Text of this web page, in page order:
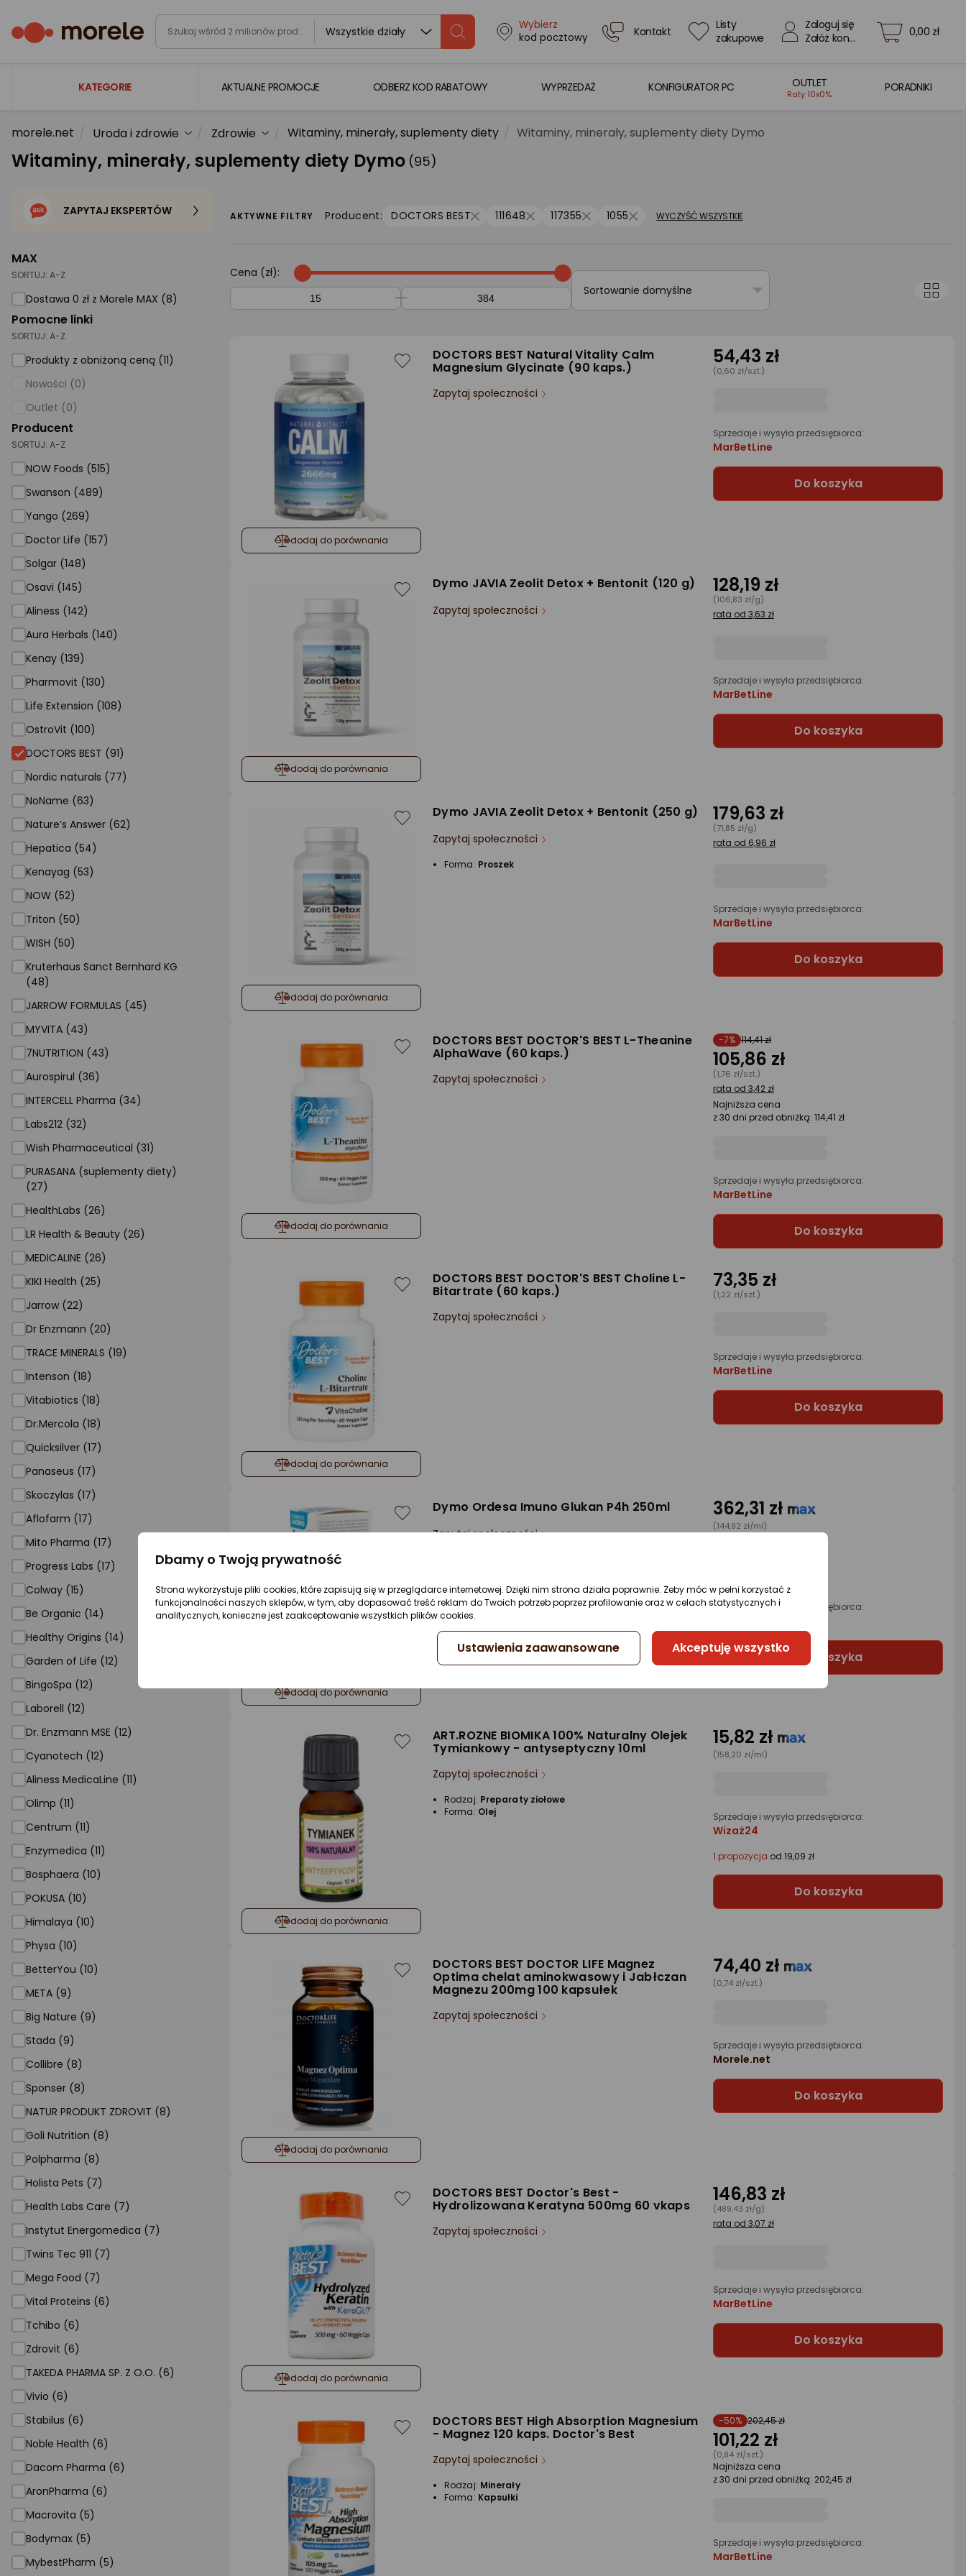
Wszystkie działy
Wybierz
kod pocztowy
Kontakt
Listy
zakupowe
Zaloguj się
Załóż konto
0,00 zł
KATEGORIE
Laptopy
Komputery
Gaming
Foto i kamery
AGD duże
Biuro i firma
Sport i turystyka
Supermarket
Strefa marek
AKTUALNE PROMOCJE ODBIERZ KOD RABATOWY WYPRZEDAŻ KONFIGURATOR PC OUTLET
Raty 10x0%
PORADNIKI
morele.net Uroda i zdrowie Zdrowie Witaminy, minerały, suplementy diety Witaminy, minerały, suplementy diety Dymo
Witaminy, minerały, suplementy diety Dymo (95)
MAX
SORTUJ: A-Z
Dostawa 0 zł z Morele MAX (8)
Pomocne linki
SORTUJ: A-Z
Produkty z obniżoną ceną (11)
Nowości (0)
Outlet (0)
Producent
SORTUJ: A-Z
NOW Foods (515)
Swanson (489)
Yango (269)
Doctor Life (157)
Solgar (148)
Osavi (145)
Aliness (142)
Aura Herbals (140)
Kenay (139)
Pharmovit (130)
Life Extension (108)
OstroVit (100)
DOCTORS BEST (91)
Nordic naturals (77)
NoName (63)
Nature’s Answer (62)
Hepatica (54)
Kenayag (53)
NOW (52)
Triton (50)
WISH (50)
Kruterhaus Sanct Bernhard KG
(48)
JARROW FORMULAS (45)
MYVITA (43)
7NUTRITION (43)
Aurospirul (36)
INTERCELL Pharma (34)
Labs212 (32)
Wish Pharmaceutical (31)
PURASANA (suplementy diety)
(27)
HealthLabs (26)
LR Health & Beauty (26)
MEDICALINE (26)
KIKI Health (25)
Jarrow (22)
Dr Enzmann (20)
TRACE MINERALS (19)
Intenson (18)
Vitabiotics (18)
Dr.Mercola (18)
Quicksilver (17)
Panaseus (17)
Skoczylas (17)
Aflofarm (17)
Mito Pharma (17)
Progress Labs (17)
Colway (15)
Be Organic (14)
Healthy Origins (14)
Garden of Life (12)
BingoSpa (12)
Laborell (12)
Dr. Enzmann MSE (12)
Cyanotech (12)
Aliness MedicaLine (11)
Olimp (11)
Centrum (11)
Enzymedica (11)
Bosphaera (10)
POKUSA (10)
Himalaya (10)
Physa (10)
BetterYou (10)
META (9)
Big Nature (9)
Stada (9)
Collibre (8)
Sponser (8)
NATUR PRODUKT ZDROVIT (8)
Goli Nutrition (8)
Polpharma (8)
Holista Pets (7)
Health Labs Care (7)
Instytut Energomedica (7)
Twins Tec 911 (7)
Mega Food (7)
Vital Proteins (6)
Tchibo (6)
Zdrovit (6)
TAKEDA PHARMA SP. Z O.O. (6)
Vivio (6)
Stabilus (6)
Noble Health (6)
Dacom Pharma (6)
AronPharma (6)
Macrovita (5)
Bodymax (5)
MybestPharm (5)
ZAPYTAJ EKSPERTÓW AKTYWNE FILTRY Producent: DOCTORS BEST 111648 117355 1055 WYCZYŚĆ WSZYSTKIE
Cena (zł):
Sortowanie domyślne
dodaj do porównania
DOCTORS BEST Natural Vitality Calm
Magnesium Glycinate (90 kaps.)
Zapytaj społeczności
54,43 zł
(0,60 zł/szt.)
Sprzedaje i wysyła przedsiębiorca:
MarBetLine
Do koszyka
dodaj do porównania
Dymo JAVIA Zeolit Detox + Bentonit (120 g)
Zapytaj społeczności
128,19 zł
(106,83 zł/g)
rata od 3,63 zł
Sprzedaje i wysyła przedsiębiorca:
MarBetLine
Do koszyka
dodaj do porównania
Dymo JAVIA Zeolit Detox + Bentonit (250 g)
Zapytaj społeczności
Forma: Proszek
179,63 zł
(71,85 zł/g)
rata od 6,96 zł
Sprzedaje i wysyła przedsiębiorca:
MarBetLine
Do koszyka
dodaj do porównania
DOCTORS BEST DOCTOR'S BEST L-Theanine
AlphaWave (60 kaps.)
Zapytaj społeczności
-7% 114,41 zł
105,86 zł
(1,76 zł/szt.)
rata od 3,42 zł
Najniższa cena
z 30 dni przed obniżką: 114,41 zł
Sprzedaje i wysyła przedsiębiorca:
MarBetLine
Do koszyka
dodaj do porównania
DOCTORS BEST DOCTOR'S BEST Choline L-
Bitartrate (60 kaps.)
Zapytaj społeczności
73,35 zł
(1,22 zł/szt.)
Sprzedaje i wysyła przedsiębiorca:
MarBetLine
Do koszyka
dodaj do porównania
Dymo Ordesa Imuno Glukan P4h 250ml
Zapytaj społeczności
362,31 zł
(144,92 zł/ml)
Sprzedaje i wysyła przedsiębiorca:
Do koszyka
dodaj do porównania
ART.ROZNE BIOMIKA 100% Naturalny Olejek
Tymiankowy - antyseptyczny 10ml
Zapytaj społeczności
Rodzaj: Preparaty ziołowe
Forma: Olej
15,82 zł
(158,20 zł/ml)
Sprzedaje i wysyła przedsiębiorca:
Wizaż24
1 propozycja od 19,09 zł
Do koszyka
dodaj do porównania
DOCTORS BEST DOCTOR LIFE Magnez
Optima chelat aminokwasowy i Jabłczan
Magnezu 200mg 100 kapsułek
Zapytaj społeczności
74,40 zł
(0,74 zł/szt.)
Sprzedaje i wysyła przedsiębiorca:
Morele.net
Do koszyka
dodaj do porównania
DOCTORS BEST Doctor's Best -
Hydrolizowana Keratyna 500mg 60 vkaps
Zapytaj społeczności
146,83 zł
(489,43 zł/g)
rata od 3,07 zł
Sprzedaje i wysyła przedsiębiorca:
MarBetLine
Do koszyka
DOCTORS BEST High Absorption Magnesium
- Magnez 120 kaps. Doctor's Best
Zapytaj społeczności
Rodzaj: Minerały
Forma: Kapsułki
-50% 202,45 zł
101,22 zł
(0,84 zł/szt.)
Najniższa cena
z 30 dni przed obniżką: 202,45 zł
Sprzedaje i wysyła przedsiębiorca:
MarBetLine
Dbamy o Twoją prywatność
Strona wykorzystuje pliki cookies, które zapisują się w przeglądarce internetowej. Dzięki nim strona działa poprawnie. Żeby móc w pełni korzystać z
funkcjonalności naszych sklepów, w tym, aby dopasować treść reklam do Twoich potrzeb poprzez profilowanie oraz w celach statystycznych i
analitycznych, konieczne jest zaakceptowanie wszystkich plików cookies.
Ustawienia zaawansowane Akceptuję wszystko